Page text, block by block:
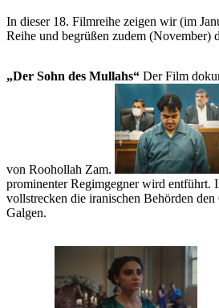
In dieser 18. Filmreihe zeigen wir (im
Reihe und begrüßen zudem (November)
„Der Sohn des Mullahs“ Der Film
von Roohollah Zam.
prominenter Regimgegner wird entführt.
vollstrecken die iranischen Behörden den
Galgen.